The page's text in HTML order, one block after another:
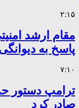
۲:۱۵
مقام ارشد
پاسخ به
۷:۱۰
ترامپ دستور
صادر کرد